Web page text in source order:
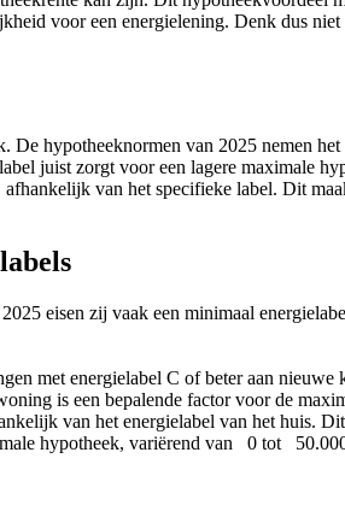
voor een energielening. Denk dus
hypotheeknormen van 2025 nemen
juist zorgt voor een lagere maximale
van het specifieke label. Dit
eisen zij vaak een minimaal
met energielabel C of beter aan nieuwe
is een bepalende factor voor de
van het energielabel van het huis.
hypotheek, variërend van 0 tot